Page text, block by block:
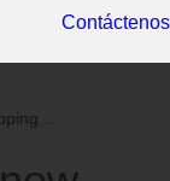
Contáctenos